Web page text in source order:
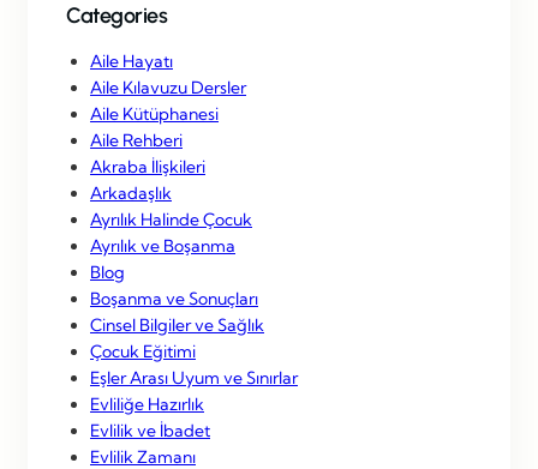
Categories
Aile Hayatı
Aile Kılavuzu Dersler
Aile Kütüphanesi
Aile Rehberi
Akraba İlişkileri
Arkadaşlık
Ayrılık Halinde Çocuk
Ayrılık ve Boşanma
Blog
Boşanma ve Sonuçları
Cinsel Bilgiler ve Sağlık
Çocuk Eğitimi
Eşler Arası Uyum ve Sınırlar
Evliliğe Hazırlık
Evlilik ve İbadet
Evlilik Zamanı